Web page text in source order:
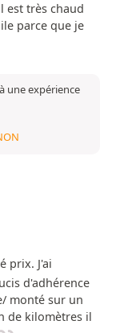
est très chaud
parce que je
une expérience
prix. J'ai
d'adhérence
monté sur un
de kilomètres il